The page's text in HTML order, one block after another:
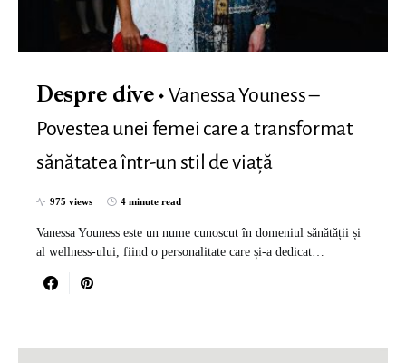
Despre dive
Vanessa Youness –
Povestea unei femei care a transformat
sănătatea într-un stil de viață
975 views 4 minute read
Vanessa Youness este un nume cunoscut în domeniul sănătății și
al wellness-ului, fiind o personalitate care și-a dedicat…